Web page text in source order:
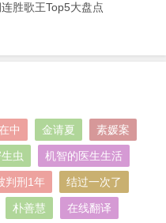
胜歌王Top5大盘点
中 金请夏 素媛案
虫 机智的医生生活
判刑1年 结过一次了
朴善慧 在线翻译